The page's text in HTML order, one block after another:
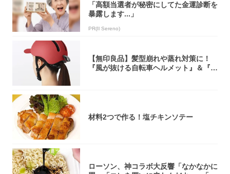
「高額当選者が秘密にしてた金運診断を
暴露します...」
PR(Il Sereno)
【無印良品】髪型崩れや蒸れ対策に！
『風が抜ける自転車ヘルメット』＆『2
材料2つで作る！塩チキンソテー
ローソン、神コラボ大反響「なかなかに